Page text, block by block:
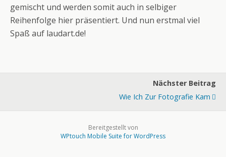
gemischt und werden somit auch in selbiger
Reihenfolge hier präsentiert. Und nun erstmal viel
Spaß auf laudart.de!
Nächster Beitrag
Wie Ich Zur Fotografie Kam
Bereitgestellt von
WPtouch Mobile Suite for WordPress